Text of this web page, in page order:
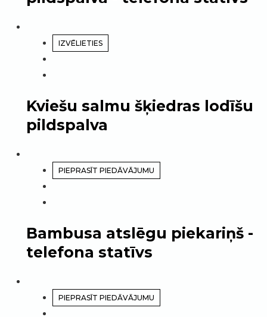
IZVĒLIETIES
Kviešu salmu šķiedras lodīšu
pildspalva
PIEPRASĪT PIEDĀVĀJUMU
Bambusa atslēgu piekariņš -
telefona statīvs
PIEPRASĪT PIEDĀVĀJUMU